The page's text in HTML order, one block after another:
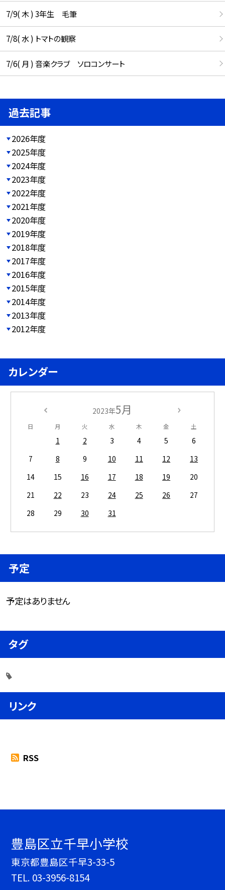
7/9( 木 ) 3年生 毛筆
7/8( 水 ) トマトの観察
7/6( 月 ) 音楽クラブ ソロコンサート
過去記事
2026年度
2025年度
2024年度
2023年度
2022年度
2021年度
2020年度
2019年度
2018年度
2017年度
2016年度
2015年度
2014年度
2013年度
2012年度
カレンダー
2023年5月
日 月 火 水 木 金 土
1 2 3 4 5
6
7
8 9 10 11 12
13
14
15 16 17 18 19
20
21
22 23 24 25 26
27
28
29 30 31
予定
予定はありません
タグ
リンク
RSS
豊島区立千早小学校
東京都豊島区千早3-33-5
TEL. 03-3956-8154